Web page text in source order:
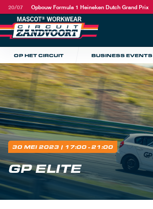
20/07 Opbouw Formula 1 Heineken Dutch Grand Prix
OP HET CIRCUIT BUSINESS EVENTS
30 MEI 2023 | 17:00 - 21:00
GP ELITE